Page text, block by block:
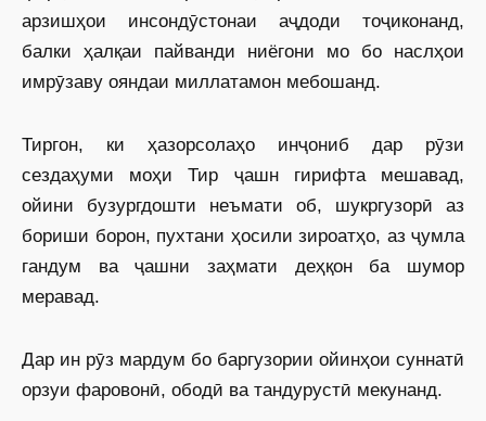
арзишҳои инсондӯстонаи аҷдоди тоҷиконанд,
балки ҳалқаи пайванди ниёгони мо бо наслҳои
имрӯзаву ояндаи миллатамон мебошанд.
Тиргон, ки ҳазорсолаҳо инҷониб дар рӯзи
сездаҳуми моҳи Тир ҷашн гирифта мешавад,
ойини бузургдошти неъмати об, шукргузорӣ аз
бориши борон, пухтани ҳосили зироатҳо, аз ҷумла
гандум ва ҷашни заҳмати деҳқон ба шумор
меравад.
Дар ин рӯз мардум бо баргузории ойинҳои суннатӣ
орзуи фаровонӣ, ободӣ ва тандурустӣ мекунанд.